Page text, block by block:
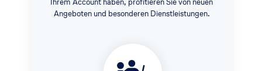
Angeboten und besonderen Dienstleistungen.